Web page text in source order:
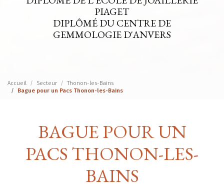
PIAGET
DIPLÔMÉ DU CENTRE DE
GEMMOLOGIE D'ANVERS
Accueil Secteur
Thonon-les-Bains
Bague pour un Pacs Thonon-les-Bains
BAGUE POUR UN
PACS THONON-LES-
BAINS